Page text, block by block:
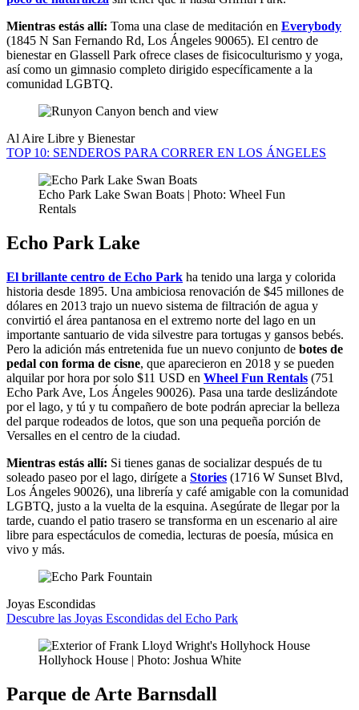
Mientras estás allí: Toma una clase de meditación en Everybody
(1845 N San Fernando Rd, Los Ángeles 90065). El centro de
bienestar en Glassell Park ofrece clases de fisicoculturismo y yoga,
así como un gimnasio completo dirigido específicamente a la
comunidad LGBTQ.
Al Aire Libre y Bienestar
TOP 10: SENDEROS PARA CORRER EN LOS ÁNGELES
Echo Park Lake Swan Boats | Photo: Wheel Fun
Rentals
Echo Park Lake
El brillante centro de Echo Park ha tenido una larga y colorida
historia desde 1895. Una ambiciosa renovación de $45 millones de
dólares en 2013 trajo un nuevo sistema de filtración de agua y
convirtió el área pantanosa en el extremo norte del lago en un
importante santuario de vida silvestre para tortugas y gansos bebés.
Pero la adición más entretenida fue un nuevo conjunto de botes de
pedal con forma de cisne, que aparecieron en 2018 y se pueden
alquilar por hora por solo $11 USD en Wheel Fun Rentals (751
Echo Park Ave, Los Ángeles 90026). Pasa una tarde deslizándote
por el lago, y tú y tu compañero de bote podrán apreciar la belleza
del parque rodeados de lotos, que son una pequeña porción de
Versalles en el centro de la ciudad.
Mientras estás allí: Si tienes ganas de socializar después de tu
soleado paseo por el lago, dirígete a Stories (1716 W Sunset Blvd,
Los Ángeles 90026), una librería y café amigable con la comunidad
LGBTQ, justo a la vuelta de la esquina. Asegúrate de llegar por la
tarde, cuando el patio trasero se transforma en un escenario al aire
libre para espectáculos de comedia, lecturas de poesía, música en
vivo y más.
Joyas Escondidas
Descubre las Joyas Escondidas del Echo Park
Hollyhock House | Photo: Joshua White
Parque de Arte Barnsdall